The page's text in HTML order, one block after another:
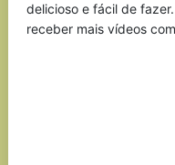
delicioso e fácil de
receber mais vídeos